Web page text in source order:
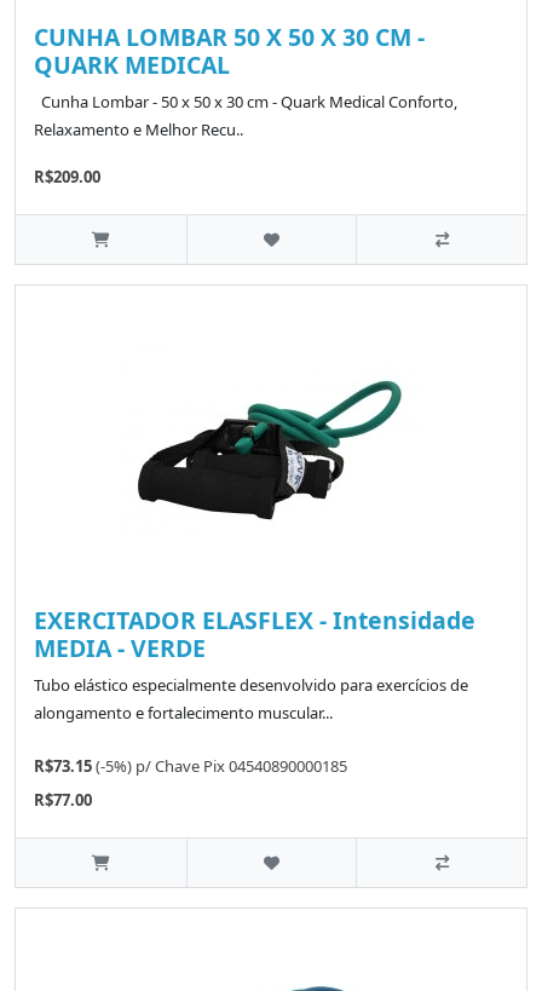
CUNHA LOMBAR 50 X 50 X 30 CM -
QUARK MEDICAL
Cunha Lombar - 50 x 50 x 30 cm - Quark Medical Conforto,
Relaxamento e Melhor Recu..
R$209.00
EXERCITADOR ELASFLEX - Intensidade
MEDIA - VERDE
Tubo elástico especialmente desenvolvido para exercícios de
alongamento e fortalecimento muscular...
R$73.15(-5%) p/Chave Pix 04540890000185
R$77.00